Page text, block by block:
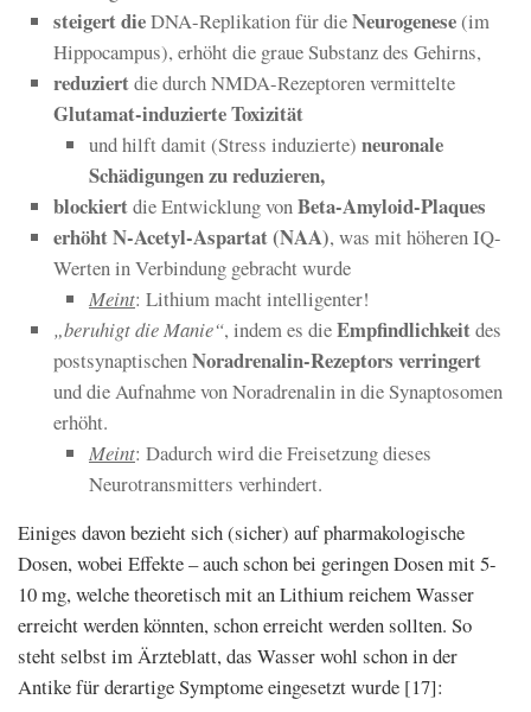
steigert dieDNA-Replikation für dieNeurogenese(im
Hippocampus), erhöht die graue Substanz des Gehirns,
reduziertdie durch NMDA-Rezeptoren vermittelte
Glutamat-induzierte Toxizität
und hilft damit (Stress induzierte) neuronale
Schädigungen zu reduzieren,
blockiertdie Entwicklung vonBeta-Amyloid-Plaques
erhöht N-Acetyl-Aspartat (NAA), was mit höheren IQ-
Werten in Verbindung gebracht wurde
Meint: Lithium macht intelligenter!
„beruhigt die Manie“, indem es dieEmpfindlichkeitdes
postsynaptischenNoradrenalin-Rezeptors verringert
und die Aufnahme von Noradrenalin in die Synaptosomen
erhöht.
Meint: Dadurch wird die Freisetzung dieses
Neurotransmitters verhindert.
Einiges davon bezieht sich (sicher) auf pharmakologische
Dosen, wobei Effekte – auch schon bei geringen Dosen mit 5-
10 mg, welche theoretisch mit an Lithium reichem Wasser
erreicht werden könnten, schon erreicht werden sollten. So
steht selbst im Ärzteblatt, das Wasser wohl schon in der
Antike für derartige Symptome eingesetzt wurde [17]: